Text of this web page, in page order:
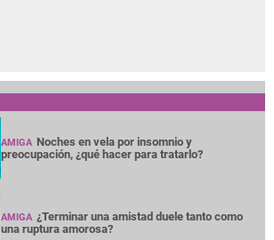
AMIGA Noches en vela por insomnio y
preocupación, ¿qué hacer para tratarlo?
AMIGA ¿Terminar una amistad duele tanto como
una ruptura amorosa?